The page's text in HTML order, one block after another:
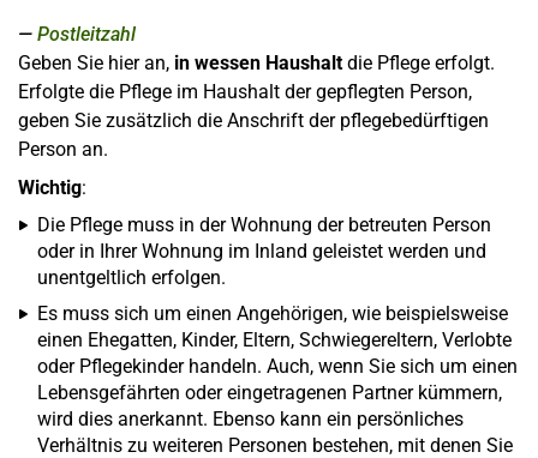
Postleitzahl
Geben Sie hier an, in wessen Haushaltdie Pflege erfolgt.
Erfolgte die Pflege im Haushalt der gepflegten Person,
geben Sie zusätzlich die Anschrift der pflegebedürftigen
Person an.
Wichtig:
Die Pflege muss in der Wohnung der betreuten Person
oder in Ihrer Wohnung im Inland geleistet werden und
unentgeltlich erfolgen.
Es muss sich um einen Angehörigen, wie beispielsweise
einen Ehegatten, Kinder, Eltern, Schwiegereltern, Verlobte
oder Pflegekinder handeln. Auch, wenn Sie sich um einen
Lebensgefährten oder eingetragenen Partner kümmern,
wird dies anerkannt. Ebenso kann ein persönliches
Verhältnis zu weiteren Personen bestehen, mit denen Sie